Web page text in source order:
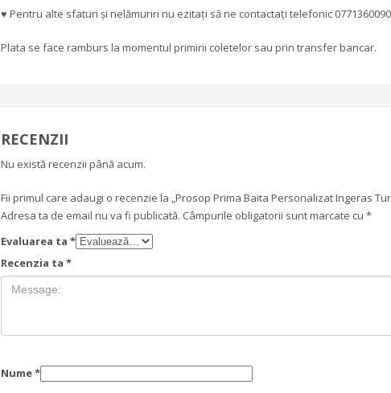
♥ Pentru alte sfaturi și nelămuriri nu ezitați să ne contactați telefonic 0771360090
Plata se face ramburs la momentul primirii coletelor sau prin transfer bancar.
RECENZII
Nu există recenzii până acum.
Fii primul care adaugi o recenzie la „Prosop Prima Baita Personalizat Ingeras
Adresa ta de email nu va fi publicată. Câmpurile obligatorii sunt marcate cu *
Evaluarea ta *
Recenzia ta *
Nume*